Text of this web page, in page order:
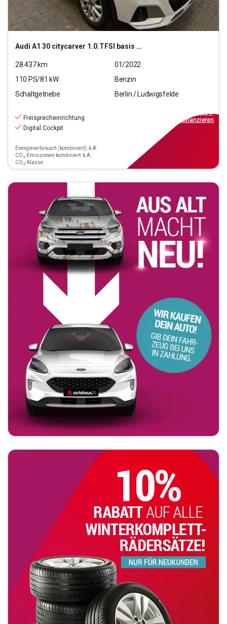
Audi A1 30 citycarver 1.0.TFSI basis (EURO 6d)
28.437km
01/2022
110 PS/81 kW
Benzin
Schaltgetriebe
Berlin / Ludwigsfelde
Freisprecheinrichtung
Digital Cockpit
Energieverbrauch (kombiniert): k.A.
CO₂-Emissionen kombiniert: k.A.
CO₂-Klasse:
inkl.MwSt.
finanzieren